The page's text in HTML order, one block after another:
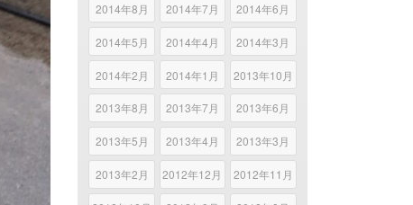
2014年8月 2014年7月 2014年6月
2014年5月 2014年4月 2014年3月
2014年2月 2014年1月 2013年10月
2013年8月 2013年7月 2013年6月
2013年5月 2013年4月 2013年3月
2013年2月 2012年12月 2012年11月